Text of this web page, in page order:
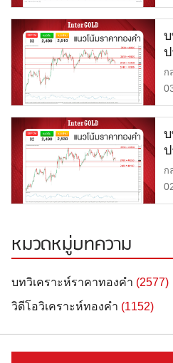
ก
ต้
ก
แ
หมวดหมู่บทความ
บทวิเคราะห์ราคาทองคำ (2577)
วิดีโอวิเคราะห์ทองคำ (1152)